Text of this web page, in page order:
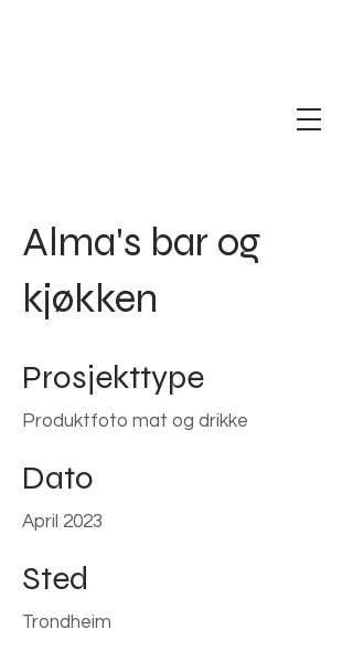
Alma's bar og
kjøkken
Prosjekttype
Produktfoto mat og drikke
Dato
April 2023
Sted
Trondheim